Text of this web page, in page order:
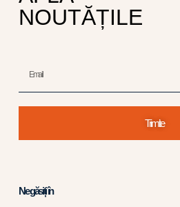
NOUTĂȚILE
Trimite
Ne găsiți în